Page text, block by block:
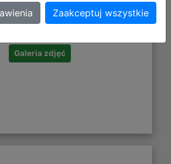
DO KOSZYKA
Galeria zdjęć
Zaakceptuj wszystkie